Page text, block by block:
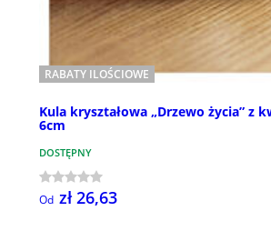
RABATY ILOŚCIOWE
Kula kryształowa „Drzewo życia” z
6cm
DOSTĘPNY
Od zł 26,63